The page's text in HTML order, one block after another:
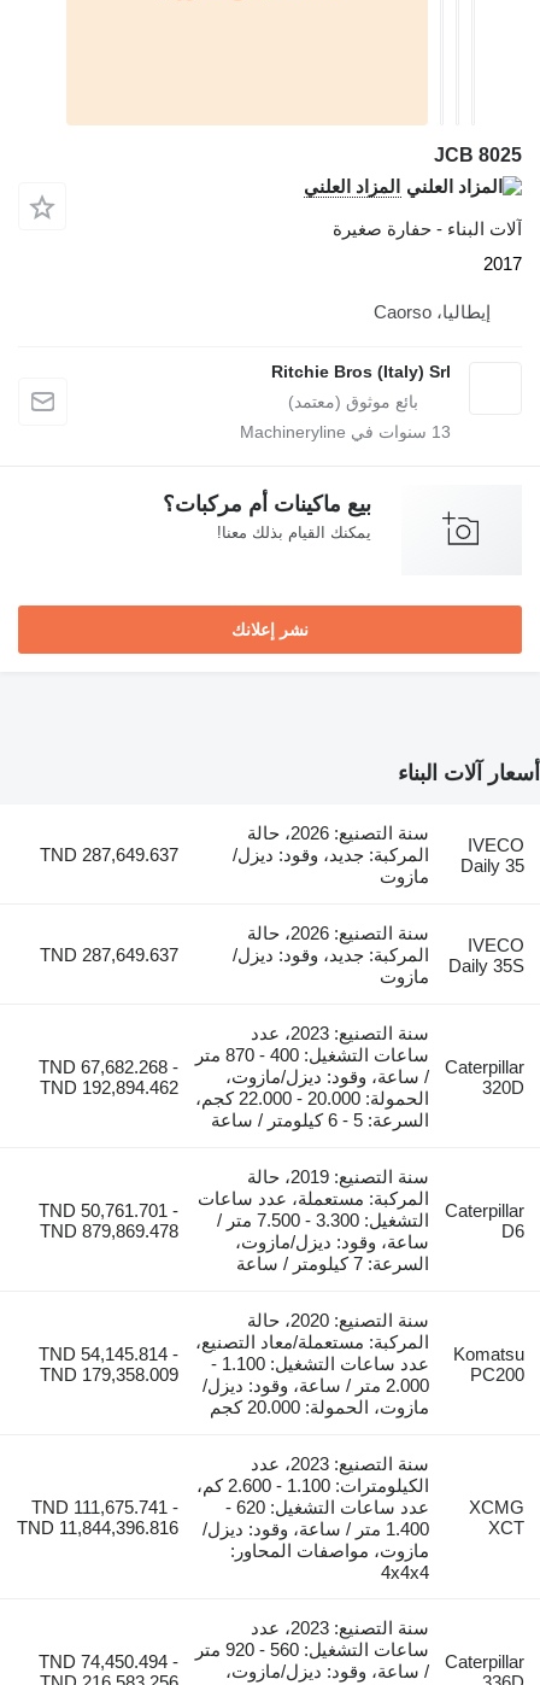
JCB 8025
المزاد العلني
آلات البناء - حفارة صغيرة
2017
إيطاليا، Caorso
Ritchie Bros (Italy) Srl
13 سنوات في Machineryline
بيع ماكينات أم مركبات؟
يمكنك القيام بذلك معنا!
نشر إعلانك
أسعار آلات البناء
IVECO
Daily 35
سنة التصنيع: 2026، حالة
المركبة: جديد، وقود: ديزل/
مازوت
TND 287,649.637
IVECO
Daily 35S
سنة التصنيع: 2026، حالة
المركبة: جديد، وقود: ديزل/
مازوت
TND 287,649.637
Caterpillar
320D
سنة التصنيع: 2023، عدد
ساعات التشغيل: 400 - 870 متر
/ ساعة، وقود: ديزل/مازوت،
الحمولة: 20.000 - 22.000 كجم،
السرعة: 5 - 6 كيلومتر / ساعة
TND 67,682.268 -
TND 192,894.462
Caterpillar
D6
سنة التصنيع: 2019، حالة
المركبة: مستعملة، عدد ساعات
التشغيل: 3.300 - 7.500 متر /
ساعة، وقود: ديزل/مازوت،
السرعة: 7 كيلومتر / ساعة
TND 50,761.701 -
TND 879,869.478
Komatsu
PC200
سنة التصنيع: 2020، حالة
المركبة: مستعملة/معاد التصنيع،
عدد ساعات التشغيل: 1.100 -
2.000 متر / ساعة، وقود: ديزل/
مازوت، الحمولة: 20.000 كجم
TND 54,145.814 -
TND 179,358.009
XCMG
XCT
سنة التصنيع: 2023، عدد
الكيلومترات: 1.100 - 2.600 كم،
عدد ساعات التشغيل: 620 -
1.400 متر / ساعة، وقود: ديزل/
مازوت، مواصفات المحاور:
4x4x4
TND 111,675.741 -
TND 11,844,396.816
Caterpillar
سنة التصنيع: 2023، عدد
ساعات التشغيل: 560 - 920 متر
/ ساعة، وقود: ديزل/مازوت،
TND 74,450.494 -